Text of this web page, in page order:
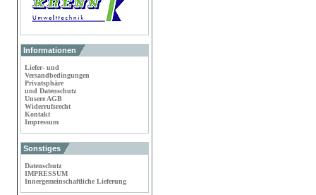
Informationen
Liefer- und
Versandbedingungen
Privatsphäre
und Datenschutz
Unsere AGB
Widerrufsrecht
Kontakt
Impressum
Sonstiges
Datenschutz
IMPRESSUM
Innergemeinschaftliche Lieferung